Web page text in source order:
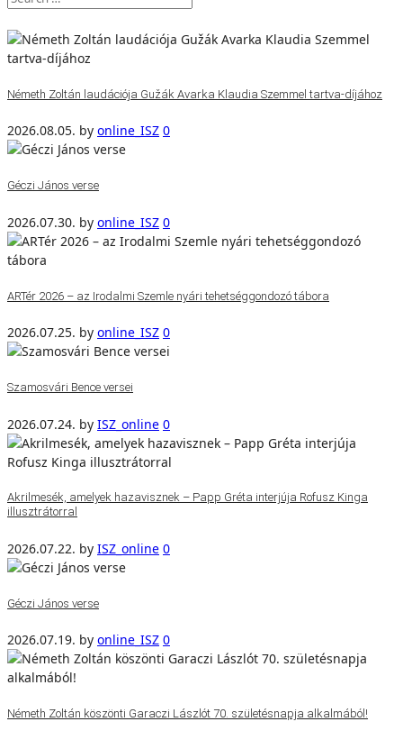
Németh Zoltán laudációja Gužák Avarka Klaudia Szemmel tartva-díjához
2026.08.05. by online_ISZ 0
Géczi János verse
2026.07.30. by online_ISZ 0
ARTér 2026 – az Irodalmi Szemle nyári tehetséggondozó tábora
2026.07.25. by online_ISZ 0
Szamosvári Bence versei
2026.07.24. by ISZ_online 0
Akrilmesék, amelyek hazavisznek – Papp Gréta interjúja Rofusz Kinga
illusztrátorral
2026.07.22. by ISZ_online 0
Géczi János verse
2026.07.19. by online_ISZ 0
Németh Zoltán köszönti Garaczi Lászlót 70. születésnapja alkalmából!